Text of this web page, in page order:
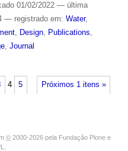
01/02/2022 — última
— registrado em: Water,
, Design, Publications,
, Journal
Próximos 1 itens »
4 5
© 2000-2026 pela Fundação Plone e